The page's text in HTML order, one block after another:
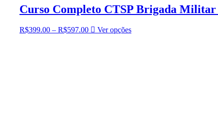
escolhidas
na
página
do
R$127.00
através
várias
variantes.
Curso Completo CTSP Brigada
R$399.00 – R$597.00 Faixa
Ver opções